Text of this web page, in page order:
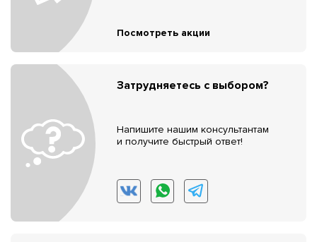
Посмотреть акции
Затрудняетесь с выбором?
Напишите нашим консультантам
и получите быстрый ответ!